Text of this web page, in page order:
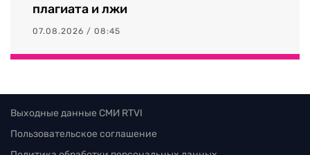
плагиата и лжи
07.08.2026 / 08:45
Выходные данные СМИ RTVI
Пользовательское соглашение